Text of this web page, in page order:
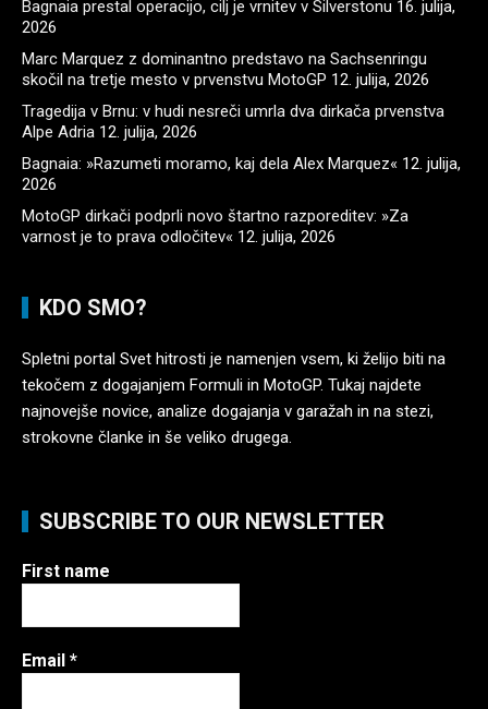
Bagnaia prestal operacijo, cilj je vrnitev v Silverstonu 16. julija,
2026
Marc Marquez z dominantno predstavo na Sachsenringu
skočil na tretje mesto v prvenstvu MotoGP 12. julija, 2026
Tragedija v Brnu: v hudi nesreči umrla dva dirkača prvenstva
Alpe Adria 12. julija, 2026
Bagnaia: »Razumeti moramo, kaj dela Alex Marquez« 12. julija,
2026
MotoGP dirkači podprli novo štartno razporeditev: »Za
varnost je to prava odločitev« 12. julija, 2026
KDO SMO?
Spletni portal Svet hitrosti je namenjen vsem, ki želijo biti na
tekočem z dogajanjem Formuli in MotoGP. Tukaj najdete
najnovejše novice, analize dogajanja v garažah in na stezi,
strokovne članke in še veliko drugega.
SUBSCRIBE TO OUR NEWSLETTER
First name
Email *